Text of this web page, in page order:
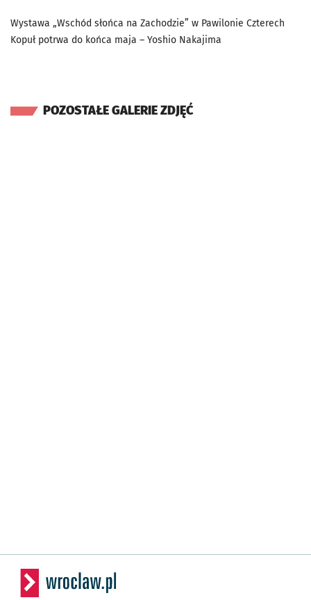
Wystawa „Wschód słońca na Zachodzie” w Pawilonie Czterech
Kopuł potrwa do końca maja – Yoshio Nakajima
POZOSTAŁE GALERIE ZDJĘĆ